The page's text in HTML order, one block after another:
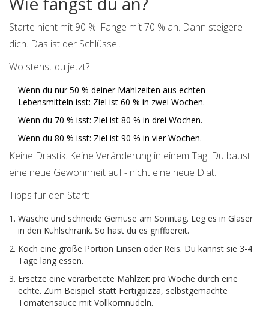
Starte nicht mit 90 %. Fange mit 70 % an. Dann steigere
dich. Das ist der Schlüssel.
Wo stehst du jetzt?
Wenn du nur 50 % deiner Mahlzeiten aus echten
Lebensmitteln isst: Ziel ist 60 % in zwei Wochen.
Wenn du 70 % isst: Ziel ist 80 % in drei Wochen.
Wenn du 80 % isst: Ziel ist 90 % in vier Wochen.
Keine Drastik. Keine Veränderung in einem Tag. Du baust
eine neue Gewohnheit auf - nicht eine neue Diät.
Tipps für den Start:
Wasche und schneide Gemüse am Sonntag. Leg es in Gläser
in den Kühlschrank. So hast du es griffbereit.
Koch eine große Portion Linsen oder Reis. Du kannst sie 3-4
Tage lang essen.
Ersetze eine verarbeitete Mahlzeit pro Woche durch eine
echte. Zum Beispiel: statt Fertigpizza, selbstgemachte
Tomatensauce mit Vollkornnudeln.